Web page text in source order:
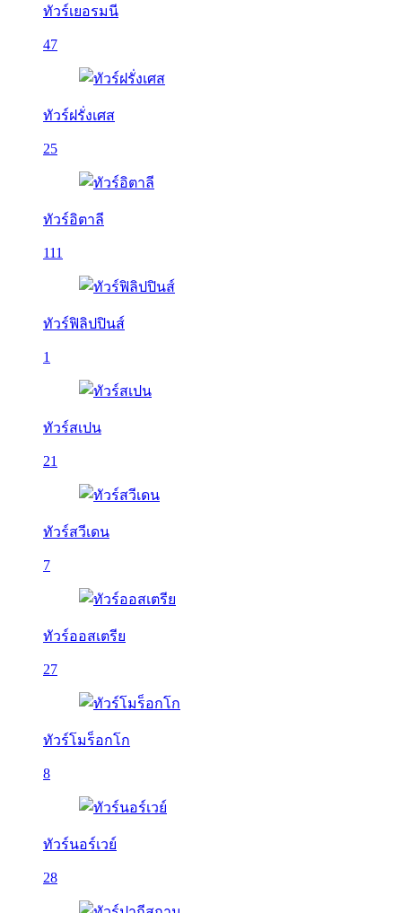
ทัวร์เยอรมนี
47
ทัวร์ฝรั่งเศส
25
ทัวร์อิตาลี
111
ทัวร์ฟิลิปปินส์
1
ทัวร์สเปน
21
ทัวร์สวีเดน
7
ทัวร์ออสเตรีย
27
ทัวร์โมร็อกโก
8
ทัวร์นอร์เวย์
28